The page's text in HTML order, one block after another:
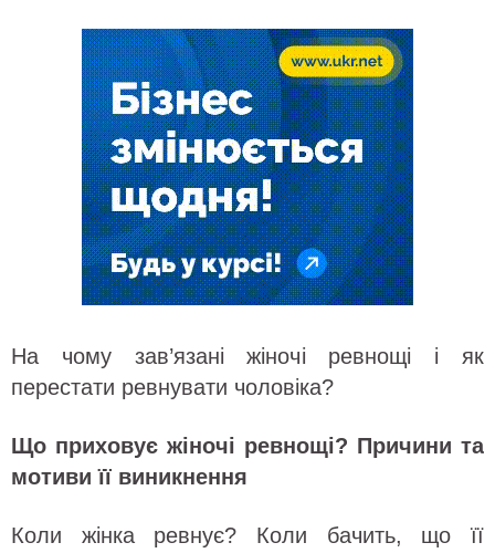
На чому зав’язані жіночі ревнощі і як
перестати ревнувати чоловіка?
Що приховує жіночі ревнощі? Причини та
мотиви її виникнення
Коли жінка ревнує? Коли бачить, що її